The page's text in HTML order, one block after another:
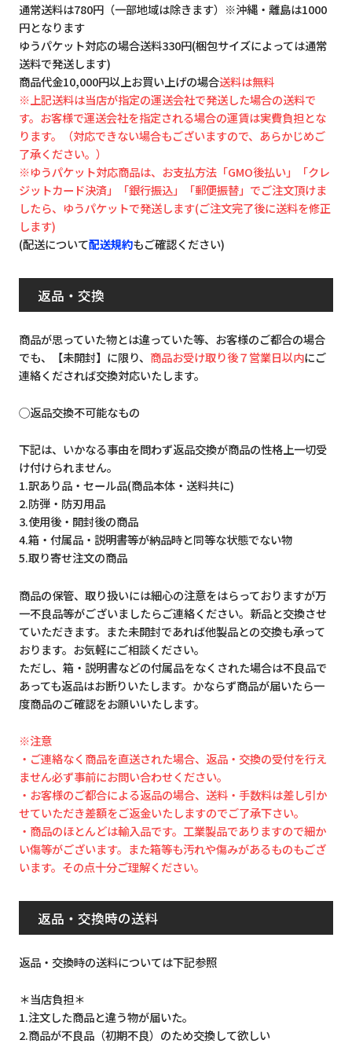
通常送料は780円（一部地域は除きます）※沖縄・離島は1000
円となります
ゆうパケット対応の場合送料330円(梱包サイズによっては通常
送料で発送します)
商品代金10,000円以上お買い上げの場合送料は無料
※上記送料は当店が指定の運送会社で発送した場合の送料で
す。お客様で運送会社を指定される場合の運賃は実費負担とな
ります。（対応できない場合もございますので、あらかじめご
了承ください。）
※ゆうパケット対応商品は、お支払方法「GMO後払い」「クレ
ジットカード決済」「銀行振込」「郵便振替」でご注文頂けま
したら、ゆうパケットで発送します(ご注文完了後に送料を修正
します)
(配送について配送規約もご確認ください)
返品・交換
商品が思っていた物とは違っていた等、お客様のご都合の場合
でも、【未開封】に限り、 商品お受け取り後７営業日以内にご
連絡くだされば交換対応いたします。
◯返品交換不可能なもの
下記は、いかなる事由を問わず返品交換が商品の性格上一切受
け付けられません。
1.訳あり品・セール品(商品本体・送料共に)
2.防弾・防刃用品
3.使用後・開封後の商品
4.箱・付属品・説明書等が納品時と同等な状態でない物
5.取り寄せ注文の商品
商品の保管、取り扱いには細心の注意をはらっておりますが万
一不良品等がございましたらご連絡ください。新品と交換させ
ていただきます。また未開封であれば他製品との交換も承って
おります。お気軽にご相談ください。
ただし、箱・説明書などの付属品をなくされた場合は不良品で
あっても返品はお断りいたします。かならず商品が届いたら一
度商品のご確認をお願いいたします。
※注意
・ご連絡なく商品を直送された場合、返品・交換の受付を行え
ません必ず事前にお問い合わせください。
・お客様のご都合による返品の場合、送料・手数料は差し引か
せていただき差額をご返金いたしますのでご了承下さい。
・商品のほとんどは輸入品です。工業製品でありますので細か
い傷等がございます。また箱等も汚れや傷みがあるものもござ
います。その点十分ご理解ください。
返品・交換時の送料
返品・交換時の送料については下記参照
＊当店負担＊
1.注文した商品と違う物が届いた。
2.商品が不良品（初期不良）のため交換して欲しい